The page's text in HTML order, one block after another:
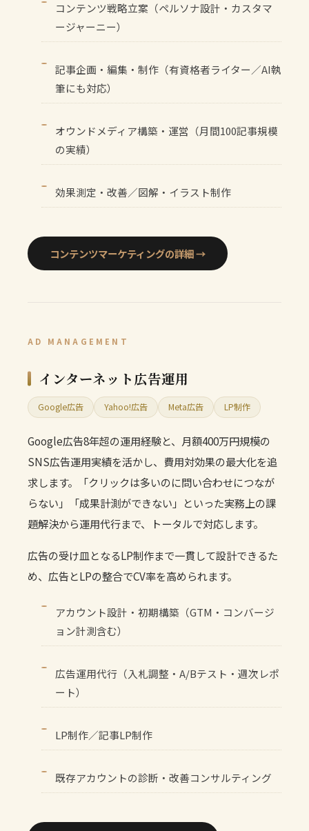
コンテンツ戦略立案（ペルソナ設計・カスタマ
ージャーニー）
記事企画・編集・制作（有資格者ライター／AI執
筆にも対応）
オウンドメディア構築・運営（月間100記事規模
の実績）
効果測定・改善／図解・イラスト制作
コンテンツマーケティングの詳細 →
AD MANAGEMENT
インターネット広告運用
Google広告 Yahoo!広告 Meta広告 LP制作
Google広告8年超の運用経験と、月額400万円規模の
SNS広告運用実績を活かし、費用対効果の最大化を追
求します。「クリックは多いのに問い合わせにつなが
らない」「成果計測ができない」といった実務上の課
題解決から運用代行まで、トータルで対応します。
広告の受け皿となるLP制作まで一貫して設計できるた
め、広告とLPの整合でCV率を高められます。
アカウント設計・初期構築（GTM・コンバージ
ョン計測含む）
広告運用代行（入札調整・A/Bテスト・週次レポ
ート）
LP制作／記事LP制作
既存アカウントの診断・改善コンサルティング